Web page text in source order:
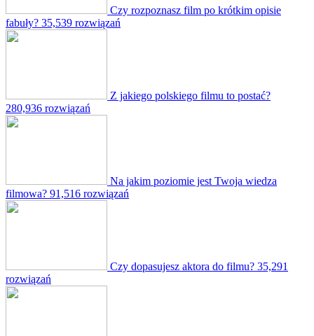
Czy rozpoznasz film po krótkim opisie
fabuły? 35,539 rozwiązań
Z jakiego polskiego filmu to postać?
280,936 rozwiązań
Na jakim poziomie jest Twoja wiedza
filmowa? 91,516 rozwiązań
Czy dopasujesz aktora do filmu? 35,291
rozwiązań